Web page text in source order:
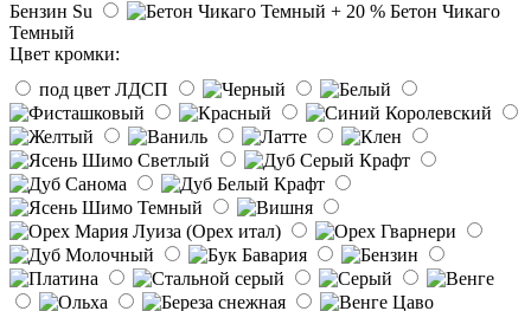
Бензин Su
Бетон Чикаго
Темный
Цвет кромки:
под цвет ЛДСП